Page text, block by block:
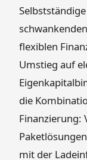
flexiblen
Umstieg auf
die
Finanzierung:
mit der